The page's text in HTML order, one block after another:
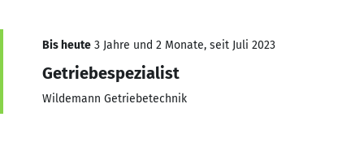
Bis heute 3 Jahre und 2 Monate, seit Juli 2023
Getriebespezialist
Wildemann Getriebetechnik